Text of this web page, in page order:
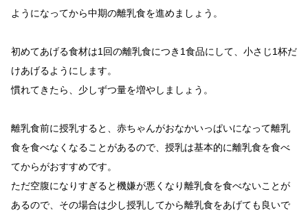
ようになってから中期の離乳食を進めましょう。
初めてあげる食材は1回の離乳食につき1食品にして、小さじ1杯だ
けあげるようにします。
慣れてきたら、少しずつ量を増やしましょう。
離乳食前に授乳すると、赤ちゃんがおなかいっぱいになって離乳
食を食べなくなることがあるので、授乳は基本的に離乳食を食べ
てからがおすすめです。
ただ空腹になりすぎると機嫌が悪くなり離乳食を食べないことが
あるので、その場合は少し授乳してから離乳食をあげても良いで